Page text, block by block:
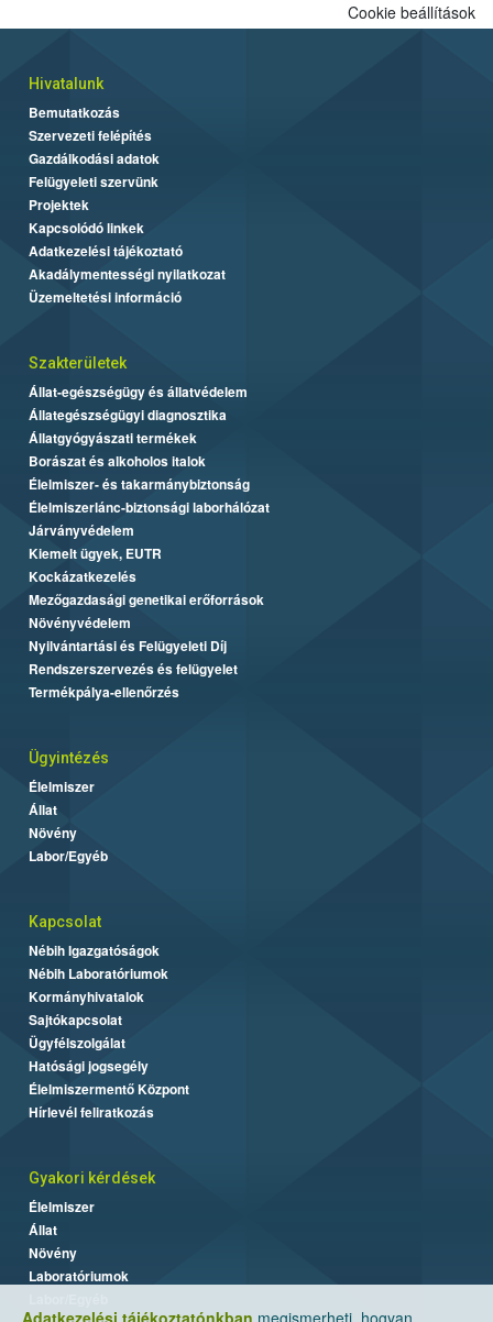
Adatkezelési tájékoztatónkban megismerheti, hogyan
Cookie beállítások
Hivatalunk
Bemutatkozás
Szervezeti felépítés
Gazdálkodási adatok
Felügyeleti szervünk
Projektek
Kapcsolódó linkek
Adatkezelési tájékoztató
Akadálymentességi nyilatkozat
Üzemeltetési információ
Szakterületek
Állat-egészségügy és állatvédelem
Állategészségügyi diagnosztika
Állatgyógyászati termékek
Borászat és alkoholos italok
Élelmiszer- és takarmánybiztonság
Élelmiszerlánc-biztonsági laborhálózat
Járványvédelem
Kiemelt ügyek, EUTR
Kockázatkezelés
Mezőgazdasági genetikai erőforrások
Növényvédelem
Nyilvántartási és Felügyeleti Díj
Rendszerszervezés és felügyelet
Termékpálya-ellenőrzés
Ügyintézés
Élelmiszer
Állat
Növény
Labor/Egyéb
Kapcsolat
Nébih Igazgatóságok
Nébih Laboratóriumok
Kormányhivatalok
Sajtókapcsolat
Ügyfélszolgálat
Hatósági jogsegély
Élelmiszermentő Központ
Hírlevél feliratkozás
Gyakori kérdések
Élelmiszer
Állat
Növény
Laboratóriumok